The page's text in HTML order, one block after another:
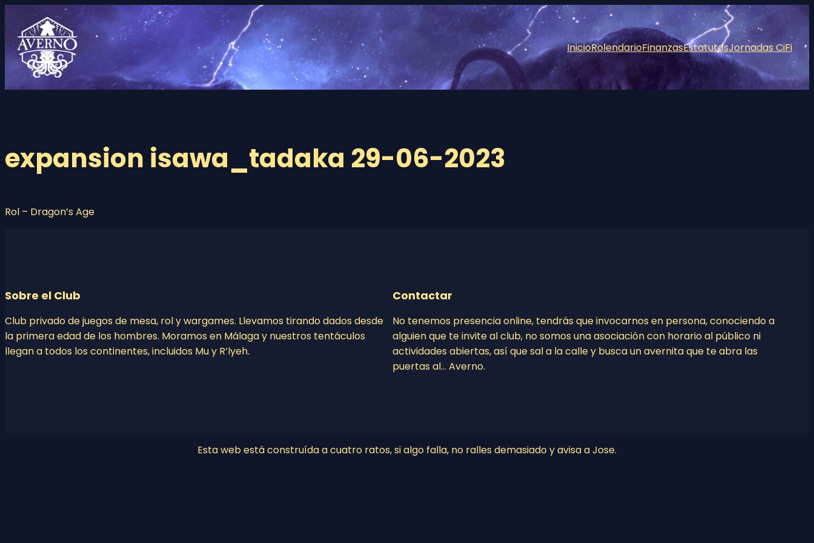
contenido
InicioRolendarioFinanzasEstatutosJornadas CiFi
expansion isawa_tadaka 29-06-2023
Rol – Dragon’s Age
Sobre el Club
Club privado de juegos de mesa, rol y wargames. Llevamos tirando dados desde
la primera edad de los hombres. Moramos en Málaga y nuestros tentáculos
llegan a todos los continentes, incluidos Mu y R’lyeh.
Contactar
No tenemos presencia online, tendrás que invocarnos en persona, conociendo a
alguien que te invite al club, no somos una asociación con horario al público ni
actividades abiertas, así que sal a la calle y busca un avernita que te abra las
puertas al… Averno.
Esta web está construída a cuatro ratos, si algo falla, no ralles demasiado y avisa a Jose.